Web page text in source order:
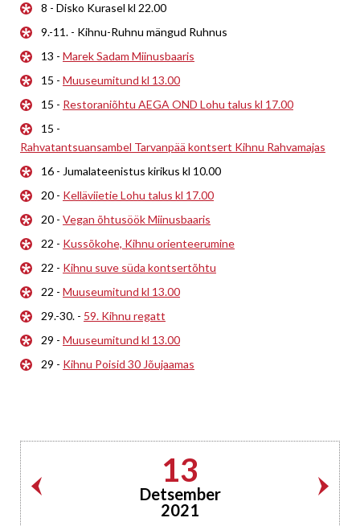
8 - Disko Kurasel kl 22.00
9.-11. - Kihnu-Ruhnu mängud Ruhnus
13 - Marek Sadam Miinusbaaris
15 - Muuseumitund kl 13.00
15 - Restoraniõhtu AEGA OND Lohu talus kl 17.00
15 -
Rahvatantsuansambel Tarvanpää kontsert Kihnu Rahvamajas
16 - Jumalateenistus kirikus kl 10.00
20 - Kelläviietie Lohu talus kl 17.00
20 - Vegan õhtusöök Miinusbaaris
22 - Kussõkohe, Kihnu orienteerumine
22 - Kihnu suve süda kontsertõhtu
22 - Muuseumitund kl 13.00
29.-30. - 59. Kihnu regatt
29 - Muuseumitund kl 13.00
29 - Kihnu Poisid 30 Jõujaamas
13
Detsember
2021